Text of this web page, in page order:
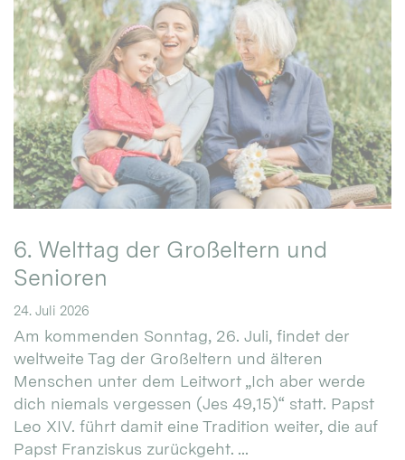
6. Welttag der Großeltern und
Senioren
24. Juli 2026
Am kommenden Sonntag, 26. Juli, findet der
weltweite Tag der Großeltern und älteren
Menschen unter dem Leitwort „Ich aber werde
dich niemals vergessen (Jes 49,15)“ statt. Papst
Leo XIV. führt damit eine Tradition weiter, die auf
Papst Franziskus zurückgeht. ...